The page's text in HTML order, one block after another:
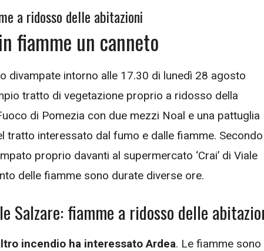
a ridosso delle abitazioni
fiamme un canneto
divampate intorno alle 17.30 di lunedì 28 agosto
tratto di vegetazione proprio a ridosso della
di Pomezia con due mezzi Noal e una pattuglia
tratto interessato dal fumo e dalle fiamme. Secondo
proprio davanti al supermercato ‘Crai’ di Viale
delle fiamme sono durate diverse ore.
Salzare: fiamme a ridosso delle
incendio ha interessato Ardea. Le fiamme sono